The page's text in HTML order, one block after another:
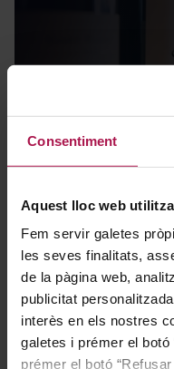
Consentiment
Aquest lloc web
Fem servir galetes
les seves finalitats,
de la pàgina web,
publicitat
interès en els nostres
galetes i prémer el botó
prémer el botó
Novetats
Packs regal